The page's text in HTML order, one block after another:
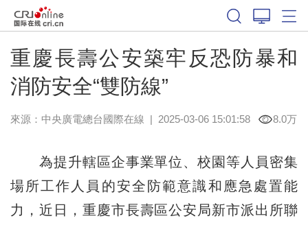
重慶長壽公安築牢反恐防暴和
消防安全“雙防線”
來源：中央廣電總台國際在線 | 2025-03-06 15:01:58 8.0万
為提升轄區企事業單位、校園等人員密集
場所工作人員的安全防範意識和應急處置能
力，近日，重慶市長壽區公安局新市派出所聯